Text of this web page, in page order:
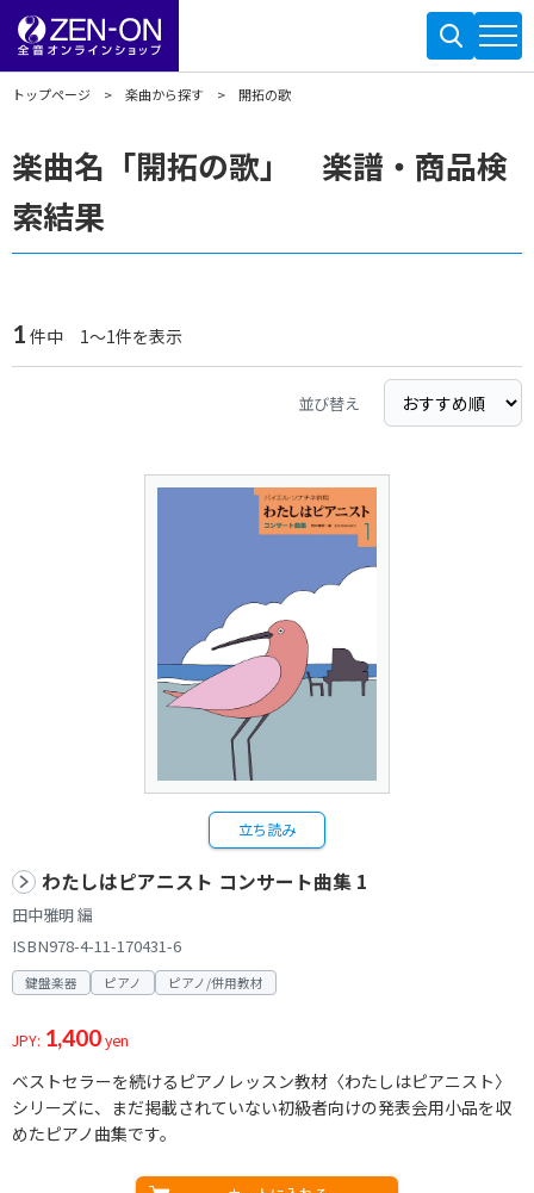
トップページ 楽曲から探す 開拓の歌
楽曲名「開拓の歌」 楽譜・商品検
索結果
1 件中 1～1件を表示
並び替え
立ち読み
わたしはピアニスト コンサート曲集 1
田中雅明 編
ISBN978-4-11-170431-6
鍵盤楽器 ピアノ ピアノ/併用教材
JPY: 1,400yen
ベストセラーを続けるピアノレッスン教材〈わたしはピアニスト〉
シリーズに、まだ掲載されていない初級者向けの発表会用小品を収
めたピアノ曲集です。